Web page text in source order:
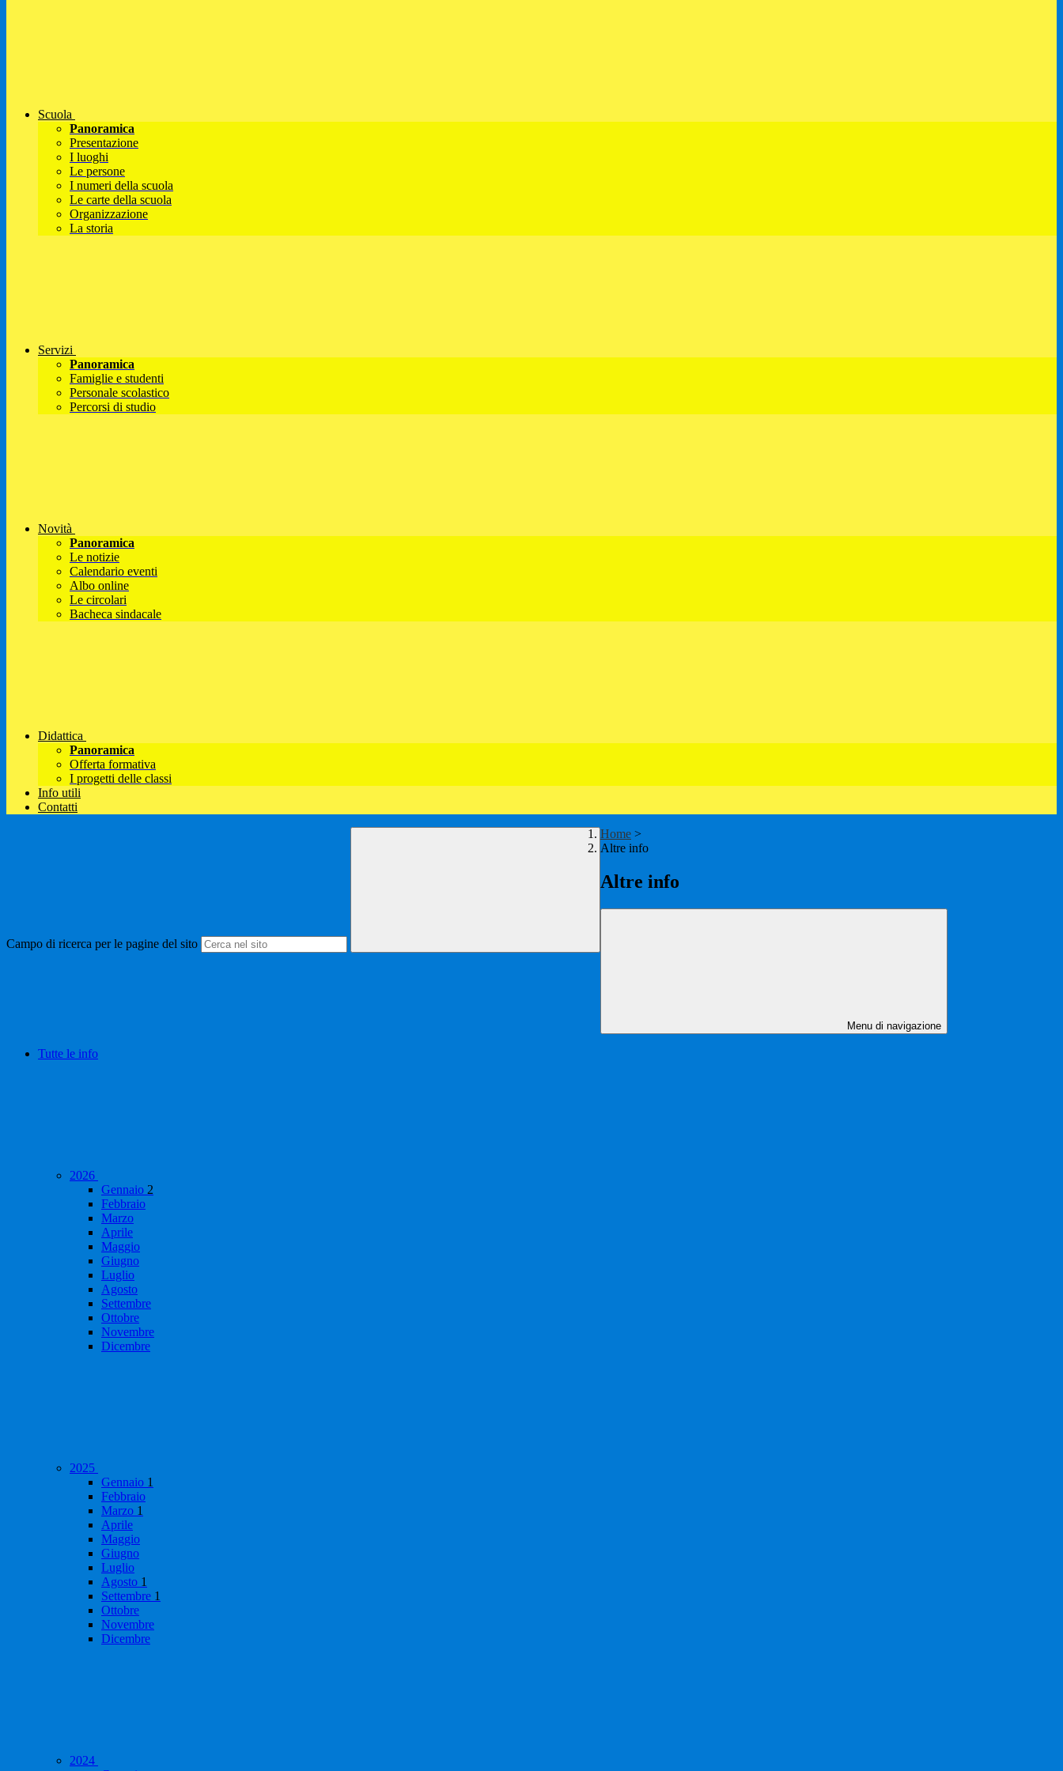
Scuola
Panoramica
Presentazione
I luoghi
Le persone
I numeri della scuola
Le carte della scuola
Organizzazione
La storia
Servizi
Panoramica
Famiglie e studenti
Personale scolastico
Percorsi di studio
Novità
Panoramica
Le notizie
Calendario eventi
Albo online
Le circolari
Bacheca sindacale
Didattica
Panoramica
Offerta formativa
I progetti delle classi
Info utili
Contatti
Campo di ricerca per le pagine del sito
Home >
Altre info
Altre info
Menu di navigazione
Tutte le info
2026
Gennaio 2
Febbraio
Marzo
Aprile
Maggio
Giugno
Luglio
Agosto
Settembre
Ottobre
Novembre
Dicembre
2025
Gennaio 1
Febbraio
Marzo 1
Aprile
Maggio
Giugno
Luglio
Agosto 1
Settembre 1
Ottobre
Novembre
Dicembre
2024